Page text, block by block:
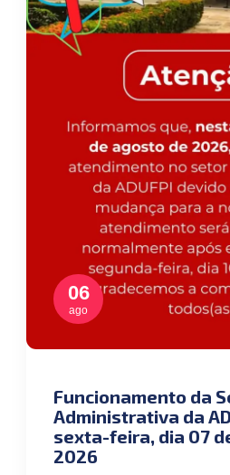
06
ago
Funcionamento da
Administrativa da
sexta-feira, dia 07
2026